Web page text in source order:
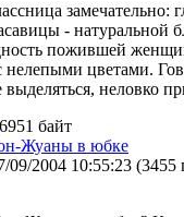
- натуральной
пожившей
нелепыми цветами.
выделяться, неловко
байт
Жуаны в юбке
09/2004 10:55:23 (3455